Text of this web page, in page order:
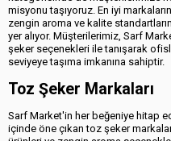
misyonu taşıyoruz. En iyi
zengin aroma ve kalite
yer alıyor. Müşterilerimiz, Sarf
şeker seçenekleri ile tanışarak
seviyeye taşıma imkanına sahiptir.
Toz Şeker Markaları
Sarf Market'in her beğeniye hitap
içinde öne çıkan toz şeker